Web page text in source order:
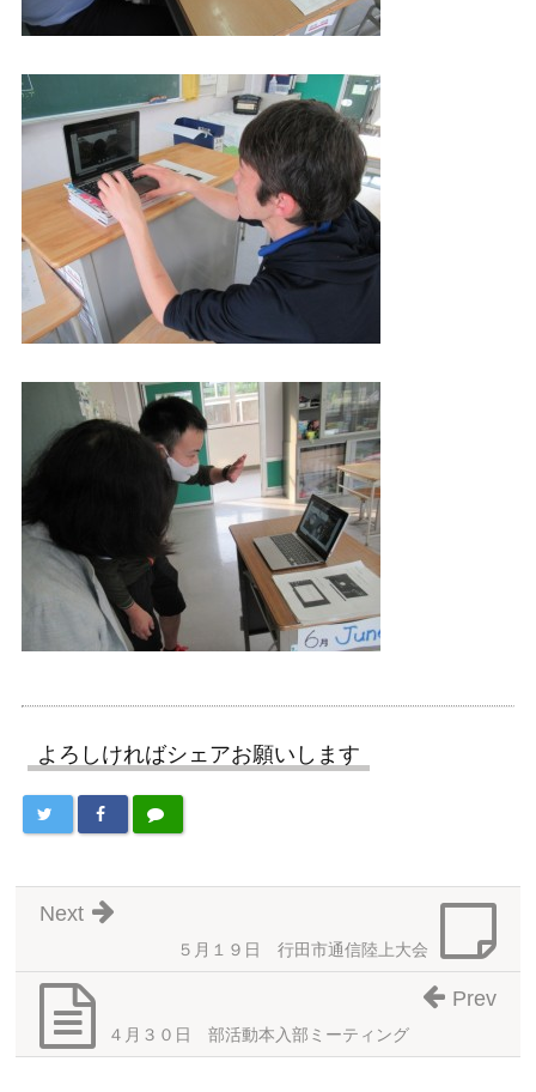
よろしければシェアお願いします
５月１９日 行田市通信陸上大会
Next
４月３０日 部活動本入部ミーティング
Prev